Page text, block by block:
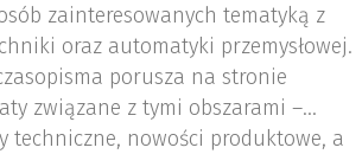
zainteresowanych tematyką z
oraz automatyki przemysłowej.
porusza na stronie
związane z tymi obszarami –
techniczne, nowości produktowe, a